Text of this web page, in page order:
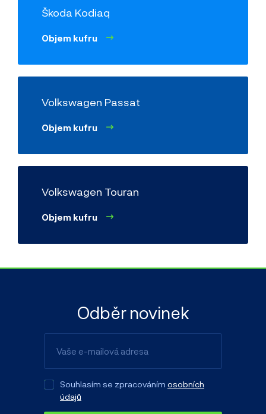
Škoda Kodiaq
Objem kufru
Volkswagen Passat
Objem kufru
Volkswagen Touran
Objem kufru
Odběr novinek
Souhlasím se zpracováním osobních
údajů